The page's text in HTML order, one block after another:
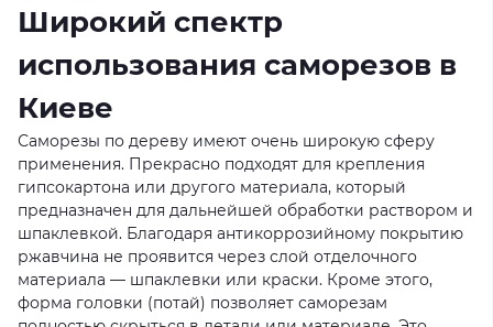
Широкий спектр
использования саморезов в
Киеве
Саморезы по дереву имеют очень широкую сферу
применения. Прекрасно подходят для крепления
гипсокартона или другого материала, который
предназначен для дальнейшей обработки раствором и
шпаклевкой. Благодаря антикоррозийному покрытию
ржавчина не проявится через слой отделочного
материала — шпаклевки или краски. Кроме этого,
форма головки (потай) позволяет саморезам